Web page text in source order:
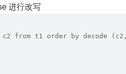
进行改写
c2 from t1 order by